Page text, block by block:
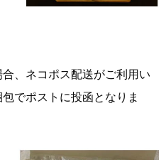
、ネコポス配送がご利用い
でポストに投函となりま